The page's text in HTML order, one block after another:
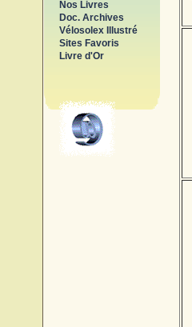
Nos Livres
Doc. Archives
Vélosolex Illustré
Sites Favoris
Livre d'Or